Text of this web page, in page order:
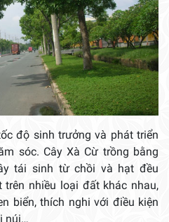
độ sinh trưởng và phát triển
sóc. Cây Xà Cừ trồng bằng
tái sinh từ chồi và hạt đều
trên nhiều loại đất khác nhau,
biển, thích nghi với điều kiện
núi…